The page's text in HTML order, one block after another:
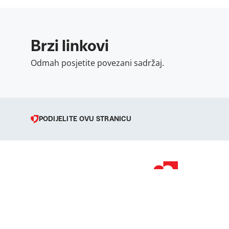
Brzi linkovi
Odmah posjetite povezani sadržaj.
PODIJELITE OVU STRANICU